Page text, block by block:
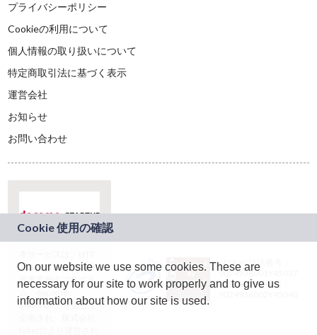
プライバシーポリシー
Cookieの利用について
個人情報の取り扱いについて
特定商取引法に基づく表示
運営会社
お知らせ
お問い合わせ
ドコモグループの新
規事業創出プログラ
ム「docomo
STARTUP」を通じて
JASRAC許諾番号：
9024936001Y45037
JASRAC許諾番号：
On our website we use some cookies. These are
necessary for our site to work properly and to give us
information about how our site is used.